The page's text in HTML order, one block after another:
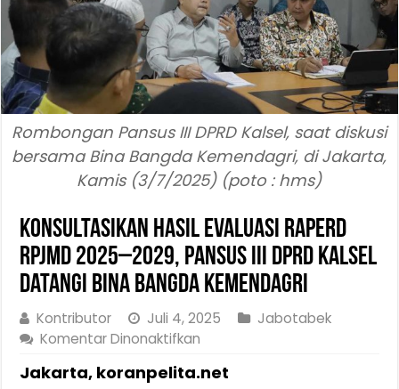
Rombongan Pansus III DPRD Kalsel, saat diskusi
bersama Bina Bangda Kemendagri, di Jakarta,
Kamis (3/7/2025) (poto : hms)
Konsultasikan Hasil Evaluasi Raperd
RPJMD 2025–2029, Pansus III DPRD Kalsel
Datangi Bina Bangda Kemendagri
Kontributor Juli 4, 2025
Jabotabek
Komentar Dinonaktifkan
Hasil
Jakarta, koranpelita.net